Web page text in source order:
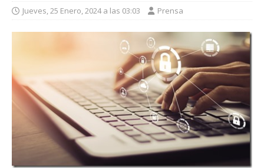
Jueves, 25 Enero, 2024 a las 03:03 Prensa